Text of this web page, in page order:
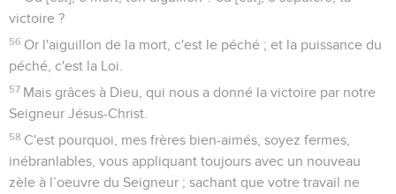
victoire ?
56 Or l'aiguillon de la mort, c'est le péché ; et la puissance du
péché, c'est la Loi.
57 Mais grâces à Dieu, qui nous a donné la victoire par notre
Seigneur Jésus-Christ.
58 C'est pourquoi, mes frères bien-aimés, soyez fermes,
inébranlables, vous appliquant toujours avec un nouveau
zèle à l’oeuvre du Seigneur ; sachant que votre travail ne